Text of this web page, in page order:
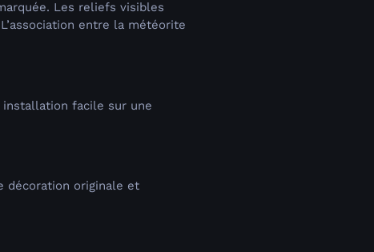
Les reliefs visibles
entre la météorite
facile sur une
décoration originale et